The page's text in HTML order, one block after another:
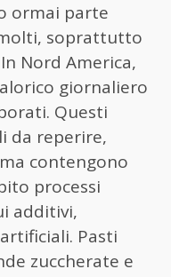
ormai parte
soprattutto
Nord America,
giornaliero
Questi
da reperire,
contengono
processi
additivi,
Pasti
zuccherate e